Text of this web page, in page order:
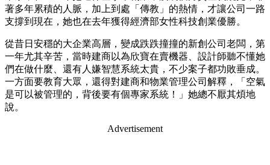
著多年累積的人脈，加上到處「傳教」的熱情，才讓公司一路
支撐到現在，她也在去年獲得經濟部女性科技創業優勝。
從昔日安穩的大企業高層，變成跌跌撞撞的新創公司老闆，第
一年尤其辛苦，當時建商以為欣寶在賣機器、設計師聽不懂她
們在做什麼、還有人嫌智慧系統太貴，不少案子都功敗垂成。
一方面要教育大眾，還得對建商和物業管理公司解釋，「空氣
是可以被管理的，背後要有個專家系統！」她總不厭其煩地
說。
Advertisement